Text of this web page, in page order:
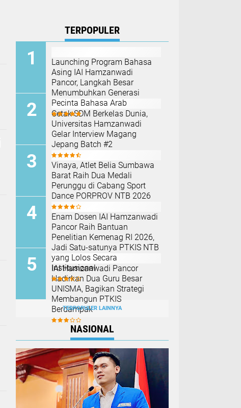
TERPOPULER
Launching Program Bahasa
Asing IAI Hamzanwadi
Pancor, Langkah Besar
Menumbuhkan Generasi
Pecinta Bahasa Arab
Cetak SDM Berkelas Dunia,
Universitas Hamzanwadi
Gelar Interview Magang
Jepang Batch #2
Vinaya, Atlet Belia Sumbawa
Barat Raih Dua Medali
Perunggu di Cabang Sport
Dance PORPROV NTB 2026
Enam Dosen IAI Hamzanwadi
Pancor Raih Bantuan
Penelitian Kemenag RI 2026,
Jadi Satu-satunya PTKIS NTB
yang Lolos Secara
Institusional
IAI Hamzanwadi Pancor
Hadirkan Dua Guru Besar
UNISMA, Bagikan Strategi
Membangun PTKIS
Berdampak
TERPOPULER LAINNYA
NASIONAL